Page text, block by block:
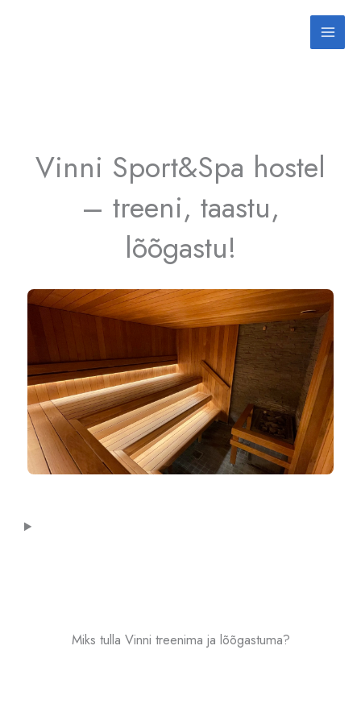
Vinni Sport&Spa hostel
– treeni, taastu,
lõõgastu!
Miks tulla Vinni treenima ja lõõgastuma?